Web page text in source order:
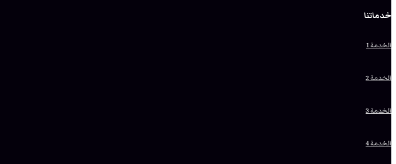
خدماتنا
الخدمة 1
الخدمة 2
الخدمة 3
الخدمة 4